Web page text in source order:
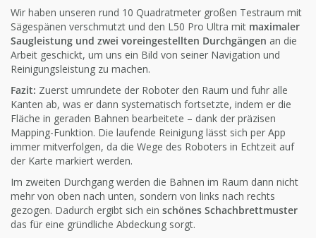
Wir haben unseren rund 10 Quadratmeter großen Testraum mit
Sägespänen verschmutzt und den L50 Pro Ultra mit maximaler
Saugleistung und zwei voreingestellten Durchgängen an die
Arbeit geschickt, um uns ein Bild von seiner Navigation und
Reinigungsleistung zu machen.
Fazit: Zuerst umrundete der Roboter den Raum und fuhr alle
Kanten ab, was er dann systematisch fortsetzte, indem er die
Fläche in geraden Bahnen bearbeitete – dank der präzisen
Mapping-Funktion. Die laufende Reinigung lässt sich per App
immer mitverfolgen, da die Wege des Roboters in Echtzeit auf
der Karte markiert werden.
Im zweiten Durchgang werden die Bahnen im Raum dann nicht
mehr von oben nach unten, sondern von links nach rechts
gezogen. Dadurch ergibt sich ein schönes Schachbrettmuster
das für eine gründliche Abdeckung sorgt.